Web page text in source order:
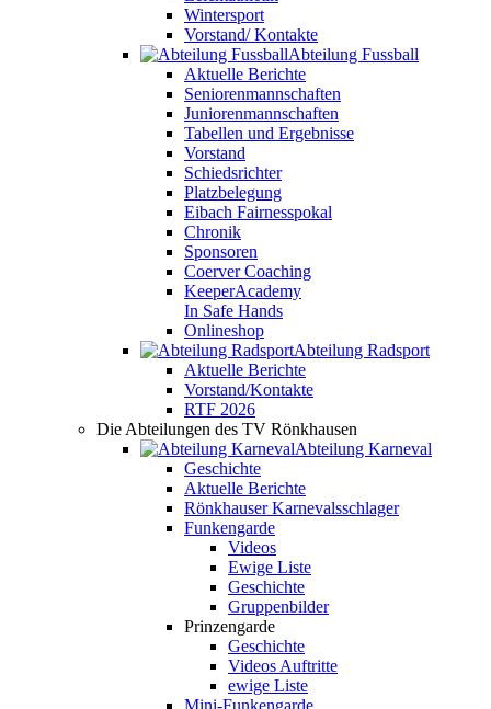
Wintersport
Vorstand/ Kontakte
Abteilung Fussball
Aktuelle Berichte
Seniorenmannschaften
Juniorenmannschaften
Tabellen und Ergebnisse
Vorstand
Schiedsrichter
Platzbelegung
Eibach Fairnesspokal
Chronik
Sponsoren
Coerver Coaching
KeeperAcademy
In Safe Hands
Onlineshop
Abteilung Radsport
Aktuelle Berichte
Vorstand/Kontakte
RTF 2026
Die Abteilungen des TV Rönkhausen
Abteilung Karneval
Geschichte
Aktuelle Berichte
Rönkhauser Karnevalsschlager
Funkengarde
Videos
Ewige Liste
Geschichte
Gruppenbilder
Prinzengarde
Geschichte
Videos Auftritte
ewige Liste
Mini-Funkengarde